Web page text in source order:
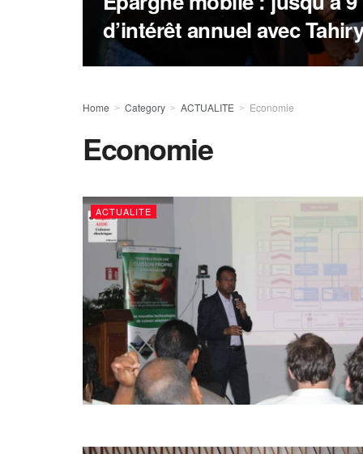
d’intérêt annuel avec
Home Category ACTUALITE Economie
Economie
ACTUALITE